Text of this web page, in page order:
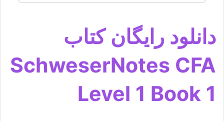
دانلود رایگان کتاب
SchweserNotes CFA
Level 1 Book 1